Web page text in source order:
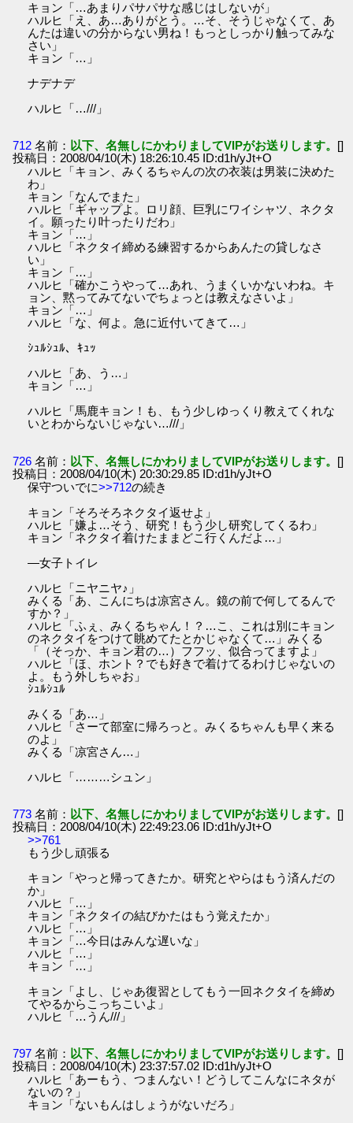
キョン「…あまりパサパサな感じはしないが」
ハルヒ「え、あ…ありがとう。…そ、そうじゃなくて、あ
んたは違いの分からない男ね！もっとしっかり触ってみな
さい」
キョン「…」
ナデナデ
ハルヒ「…///」
712 名前： 以下、名無しにかわりましてVIPがお送りします。 []
投稿日：2008/04/10(木) 18:26:10.45 ID:d1h/yJt+O
ハルヒ「キョン、みくるちゃんの次の衣装は男装に決めた
わ」
キョン「なんでまた」
ハルヒ「ギャップよ。ロリ顔、巨乳にワイシャツ、ネクタ
イ。願ったり叶ったりだわ」
キョン「…」
ハルヒ「ネクタイ締める練習するからあんたの貸しなさ
い」
キョン「…」
ハルヒ「確かこうやって…あれ、うまくいかないわね。キ
ョン、黙ってみてないでちょっとは教えなさいよ」
キョン「…」
ハルヒ「な、何よ。急に近付いてきて…」
ｼｭﾙｼｭﾙ、ｷｭｯ
ハルヒ「あ、う…」
キョン「…」
ハルヒ「馬鹿キョン！も、もう少しゆっくり教えてくれな
いとわからないじゃない…///」
726 名前： 以下、名無しにかわりましてVIPがお送りします。 []
投稿日：2008/04/10(木) 20:30:29.85 ID:d1h/yJt+O
保守ついでに>>712の続き
キョン「そろそろネクタイ返せよ」
ハルヒ「嫌よ…そう、研究！もう少し研究してくるわ」
キョン「ネクタイ着けたままどこ行くんだよ…」
―女子トイレ
ハルヒ「ニヤニヤ♪」
みくる「あ、こんにちは凉宮さん。鏡の前で何してるんで
すか？」
ハルヒ「ふぇ、みくるちゃん！？…こ、これは別にキョン
のネクタイをつけて眺めてたとかじゃなくて…」みくる
「（そっか、キョン君の…）フフッ、似合ってますよ」
ハルヒ「ほ、ホント？でも好きで着けてるわけじゃないの
よ。もう外しちゃお」
ｼｭﾙｼｭﾙ
みくる「あ…」
ハルヒ「さーて部室に帰ろっと。みくるちゃんも早く来る
のよ」
みくる「凉宮さん…」
ハルヒ「………シュン」
773 名前： 以下、名無しにかわりましてVIPがお送りします。 []
投稿日：2008/04/10(木) 22:49:23.06 ID:d1h/yJt+O
>>761
もう少し頑張る
キョン「やっと帰ってきたか。研究とやらはもう済んだの
か」
ハルヒ「…」
キョン「ネクタイの結びかたはもう覚えたか」
ハルヒ「…」
キョン「…今日はみんな遅いな」
ハルヒ「…」
キョン「…」
キョン「よし、じゃあ復習としてもう一回ネクタイを締め
てやるからこっちこいよ」
ハルヒ「…うん///」
797 名前： 以下、名無しにかわりましてVIPがお送りします。 []
投稿日：2008/04/10(木) 23:37:57.02 ID:d1h/yJt+O
ハルヒ「あーもう、つまんない！どうしてこんなにネタが
ないの？」
キョン「ないもんはしょうがないだろ」